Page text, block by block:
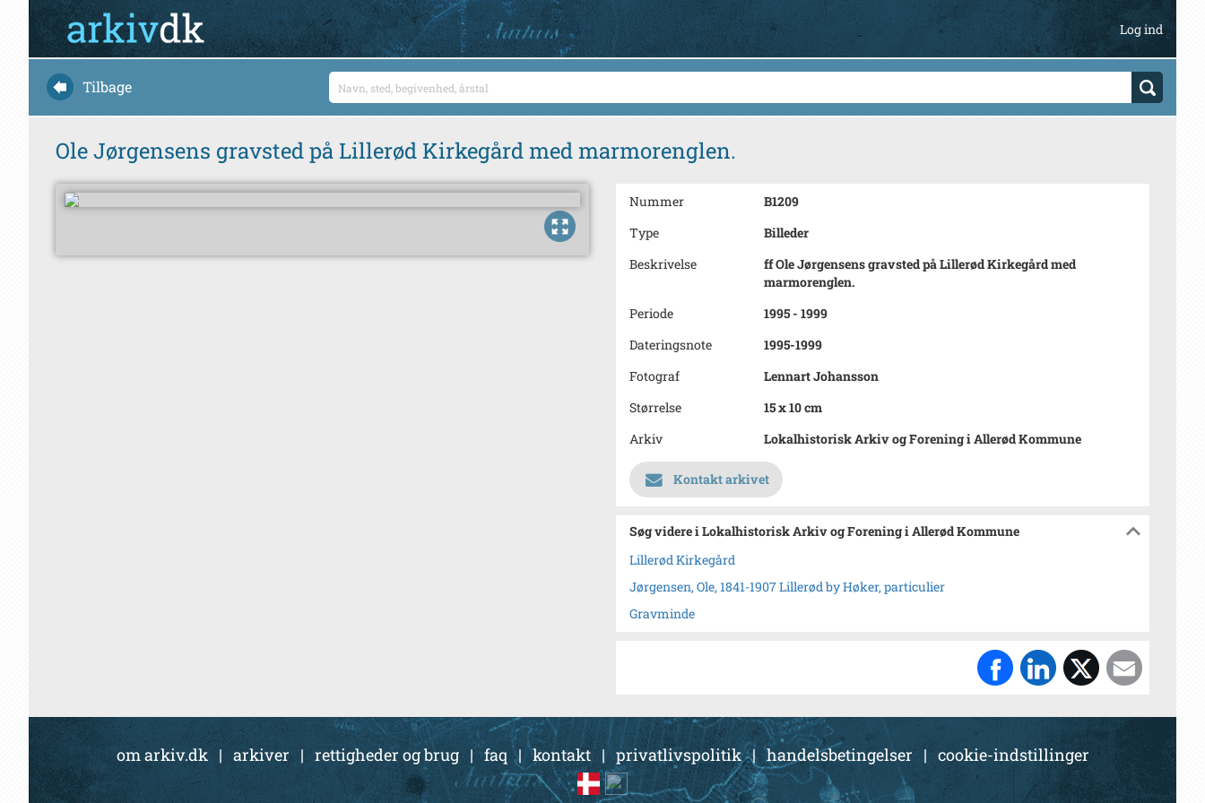
Log ind
Tilbage
Ole Jørgensens gravsted på Lillerød Kirkegård med marmorenglen.
Nummer
B1209
Type
Billeder
Beskrivelse
ff Ole Jørgensens gravsted på Lillerød Kirkegård med
marmorenglen.
Periode
1995 - 1999
Dateringsnote
1995-1999
Fotograf
Lennart Johansson
Størrelse
15 x 10 cm
Arkiv
Lokalhistorisk Arkiv og Forening i Allerød Kommune
Kontakt arkivet
Søg videre i Lokalhistorisk Arkiv og Forening i Allerød Kommune
Lillerød Kirkegård
Jørgensen, Ole, 1841-1907 Lillerød by Høker, particulier
Gravminde
om arkiv.dk | arkiver| rettigheder og brug|faq |kontakt| privatlivspolitik|handelsbetingelser | cookie-indstillinger